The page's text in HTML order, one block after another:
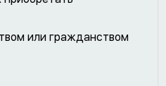
или гражданством